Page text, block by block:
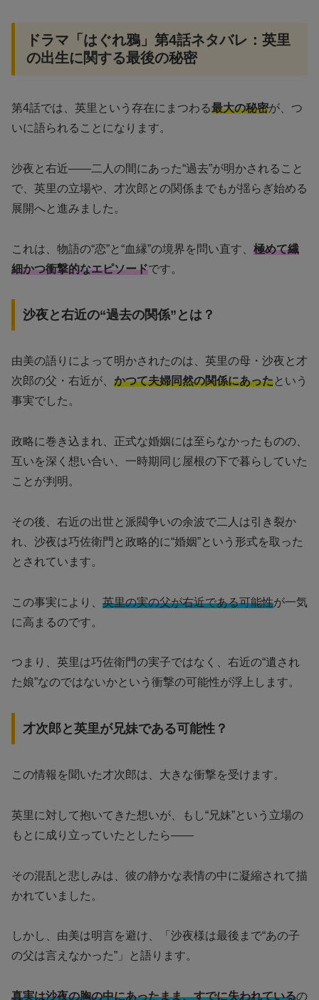
ドラマ「はぐれ鴉」第4話ネタバレ：英里
の出生に関する最後の秘密
第4話では、英里という存在にまつわる最大の秘密が、つ
いに語られることになります。
沙夜と右近――二人の間にあった“過去”が明かされること
で、英里の立場や、才次郎との関係までもが揺らぎ始める
展開へと進みました。
これは、物語の“恋”と“血縁”の境界を問い直す、 極めて繊
細かつ衝撃的なエピソードです。
沙夜と右近の“過去の関係”とは？
由美の語りによって明かされたのは、英里の母・沙夜と才
次郎の父・右近が、 かつて夫婦同然の関係にあったという
事実でした。
政略に巻き込まれ、正式な婚姻には至らなかったものの、
互いを深く想い合い、一時期同じ屋根の下で暮らしていた
ことが判明。
その後、右近の出世と派閥争いの余波で二人は引き裂か
れ、沙夜は巧佐衛門と政略的に“婚姻”という形式を取った
とされています。
この事実により、 英里の実の父が右近である可能性が一気
に高まるのです。
つまり、英里は巧佐衛門の実子ではなく、右近の“遺され
た娘”なのではないかという衝撃の可能性が浮上します。
才次郎と英里が兄妹である可能性？
この情報を聞いた才次郎は、大きな衝撃を受けます。
英里に対して抱いてきた想いが、もし“兄妹”という立場の
もとに成り立っていたとしたら――
その混乱と悲しみは、彼の静かな表情の中に凝縮されて描
かれていました。
しかし、由美は明言を避け、「沙夜様は最後まで“あの子
の父は言えなかった”」と語ります。
真実は沙夜の胸の中にあったまま、すでに失われているの